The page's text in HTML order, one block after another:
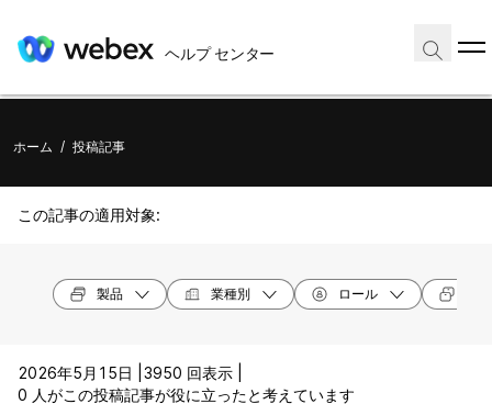
ヘルプ センター
ホーム / 投稿記事
この記事の適用対象:
製品 業種別 ロール
2026年5月15日 | 3950 回表示 |
0 人がこの投稿記事が役に立ったと考えています